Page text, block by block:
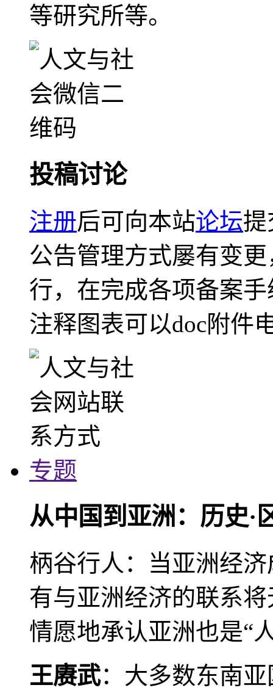
等研究所等。
投稿讨论
注册后可向本站论坛提
公告管理方式屡有变
行，在完成各项备案
注释图表可以doc附件
专题
从中国到亚洲：历史·
柄谷行人：当亚洲经
有与亚洲经济的联系
情愿地承认亚洲也是“
王赓武：大多数东南